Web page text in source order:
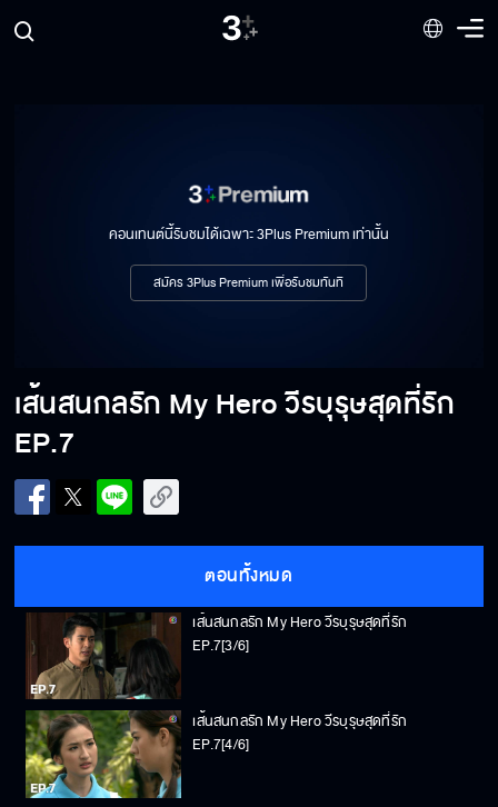
คอนเทนต์นี้รับชมได้เฉพาะ 3Plus Premium เท่านั้น
สมัคร 3Plus Premium เพื่อรับชมทันที
เส้นสนกลรัก My Hero วีรบุรุษสุดที่รัก
EP.7
ตอนทั้งหมด
เส้นสนกลรัก My Hero วีรบุรุษสุดที่รัก
EP.7[2/6]
เส้นสนกลรัก My Hero วีรบุรุษสุดที่รัก
EP.7[3/6]
เส้นสนกลรัก My Hero วีรบุรุษสุดที่รัก
EP.7[4/6]